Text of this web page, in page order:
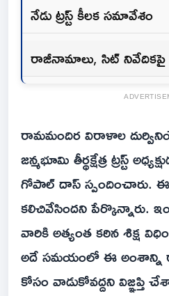
నేడు ట్రస్ట్‌ కీలక సమావేశం
రాజీనామాలు, సిట్‌ నివేదికపై
రామమందిర విరాళాల
జన్మభూమి తీర్థక్షేత్ర ట్రస్ట్‌
గోపాల్‌ దాస్‌ స్పందించారు. ఈ
కలిచివేసిందని పేర్కొన్నారు.
వారికి అత్యంత కఠిన శిక్ష
అదే సమయంలో ఈ
కోసం వాడుకోవద్దని విజ్ఞప్తి